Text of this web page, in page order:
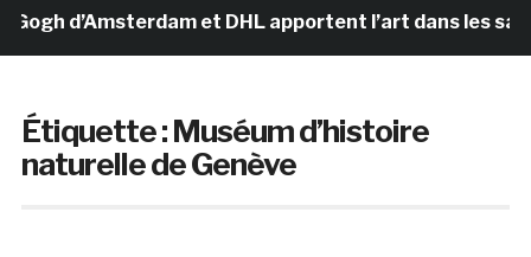
d’Amsterdam et DHL apportent l’art dans les salles
Étiquette :Muséum d’histoire
naturelle de Genève